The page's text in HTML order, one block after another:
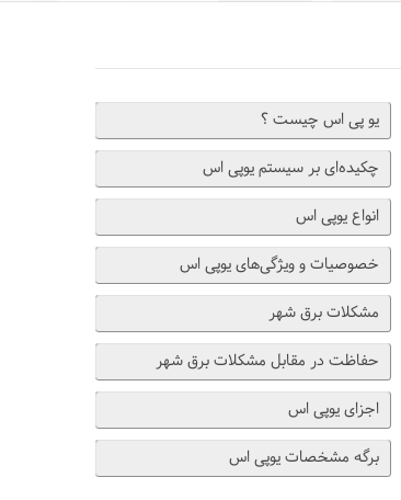
یو ‌پی اس چیست ؟
چکیده‌ای بر سیستم یوپی اس
انواع یوپی اس
خصوصیات و ویژگی‌های یوپی اس
مشکلات برق شهر
حفاظت در مقابل مشکلات برق شهر
اجزای یوپی اس
برگه مشخصات یوپی اس